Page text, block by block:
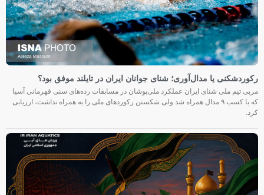
رکوردشکنی یا مدال‌آوری؛ شنای جوانان ایران در تایلند موفق بود؟
مربی تیم ملی شنای ایران عملکرد ملی‌پوشان در مسابقات رده‌های سنی قهرمانی آسیا
که با کسب ۹ مدال همراه شد ولی شکستن رکوردهای ملی را به همراه نداشت، ارزیابی
کرد.